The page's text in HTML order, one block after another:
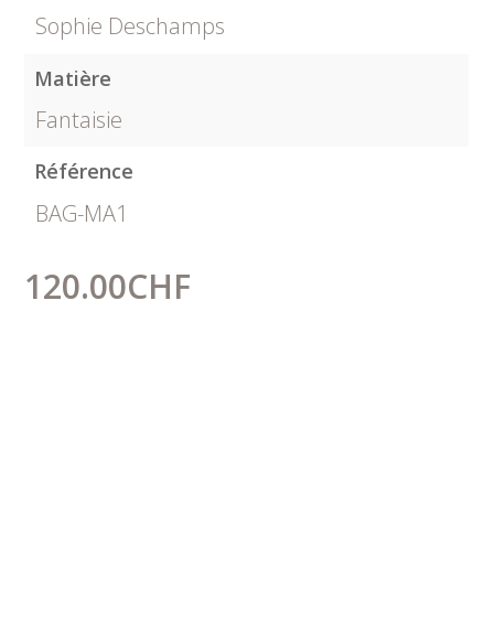
Sophie Deschamps
Matière
Fantaisie
Référence
BAG-MA1
120.00CHF